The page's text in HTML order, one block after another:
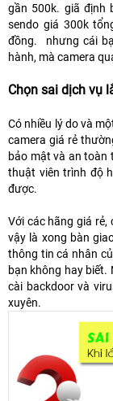
gần 500k. giã định
sendo giá 300k
đồng. nhưng cái
hành, mà camera
Chọn sai dịch vụ
Có nhiều lý do và
camera giá rẻ
bảo mật và an toàn
thuật viên trình độ
được.
Với các hãng giá rẻ,
vậy là xong bàn
thông tin cá nhân
bạn không hay biết.
cài backdoor và
xuyên.